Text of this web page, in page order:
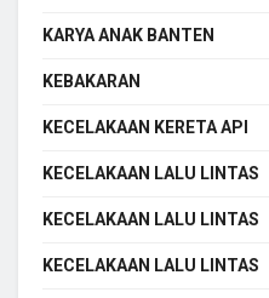
KARYA ANAK BANTEN
KEBAKARAN
KECELAKAAN KERETA API
KECELAKAAN LALU LINTAS
KECELAKAAN LALU LINTAS
KECELAKAAN LALU LINTAS